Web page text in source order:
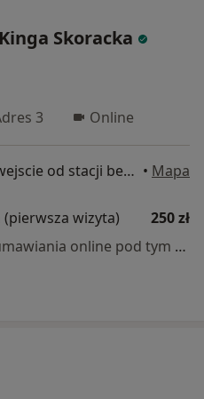
Skoracka
3 Online
Wojciechowskiego 6B, wejscie od stacji benzynowej, Poznań • Mapa
wizyta)
250 zł
Specjalista nie oferuje umawiania online pod tym adresem.